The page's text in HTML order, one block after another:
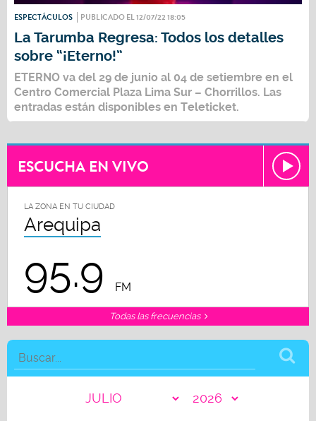
ESPECTÁCULOS PUBLICADO EL 12/07/22 18:05
La Tarumba Regresa: Todos los detalles
sobre “¡Eterno!”
ETERNO va del 29 de junio al 04 de setiembre en el
Centro Comercial Plaza Lima Sur – Chorrillos. Las
entradas están disponibles en Teleticket.
ESCUCHA EN VIVO
LA ZONA EN TU CIUDAD
Arequipa
95.9 FM
Todas las frecuencias